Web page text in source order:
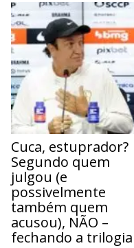
Cuca, estuprador?
Segundo quem
julgou (e
possivelmente
também quem
acusou), NÃO –
fechando a trilogia